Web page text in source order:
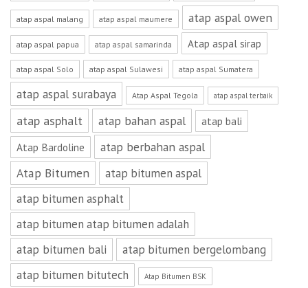
atap aspal malang atap aspal maumere atap aspal owen
atap aspal papua atap aspal samarinda Atap aspal sirap
atap aspal Solo atap aspal Sulawesi atap aspal Sumatera
atap aspal surabaya Atap Aspal Tegola atap aspal terbaik
atap asphalt atap bahan aspal
atap bali
Atap Bardoline
atap berbahan aspal
Atap Bitumen
atap bitumen aspal
atap bitumen asphalt
atap bitumen atap bitumen adalah
atap bitumen bali
atap bitumen bergelombang
atap bitumen bitutech
Atap Bitumen BSK